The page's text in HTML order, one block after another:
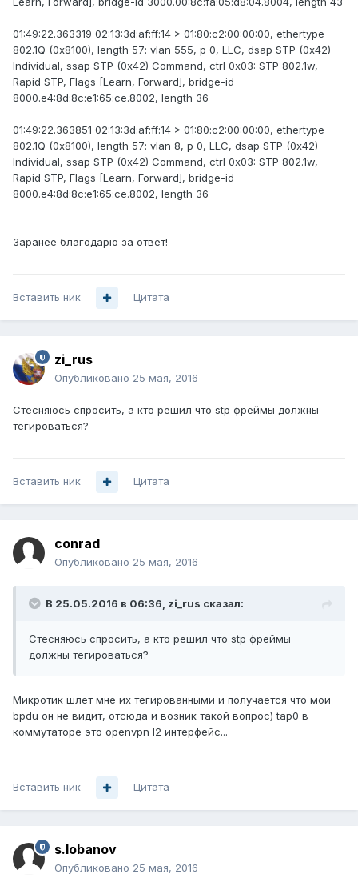
01:49:22.363319 02:13:3d:af:ff:14 > 01:80:c2:00:00:00, ethertype
802.1Q (0x8100), length 57: vlan 555, p 0, LLC, dsap STP (0x42)
Individual, ssap STP (0x42) Command, ctrl 0x03: STP 802.1w,
Rapid STP, Flags [Learn, Forward], bridge-id
8000.e4:8d:8c:e1:65:ce.8002, length 36
01:49:22.363851 02:13:3d:af:ff:14 > 01:80:c2:00:00:00, ethertype
802.1Q (0x8100), length 57: vlan 8, p 0, LLC, dsap STP (0x42)
Individual, ssap STP (0x42) Command, ctrl 0x03: STP 802.1w,
Rapid STP, Flags [Learn, Forward], bridge-id
8000.e4:8d:8c:e1:65:ce.8002, length 36
Заранее благодарю за ответ!
Вставить ник Цитата
zi_rus
Опубликовано 25 мая, 2016
Стесняюсь спросить, а кто решил что stp фреймы должны
тегироваться?
Вставить ник Цитата
conrad
Опубликовано 25 мая, 2016
В 25.05.2016 в 06:36, zi_rus сказал:
Стесняюсь спросить, а кто решил что stp фреймы
должны тегироваться?
Микротик шлет мне их тегированными и получается что мои
bpdu он не видит, отсюда и возник такой вопрос) tap0 в
коммутаторе это openvpn l2 интерфейс...
Вставить ник Цитата
s.lobanov
Опубликовано 25 мая, 2016